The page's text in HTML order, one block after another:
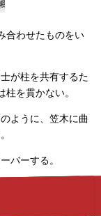
合わせたものをい
が柱を共有するた
を貫かない。
ように、笠木に曲
バーする。